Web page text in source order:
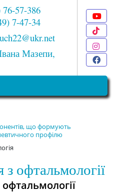
76-57-386
7-47-34
Мазепи,
що формують
профілю
з офтальмології